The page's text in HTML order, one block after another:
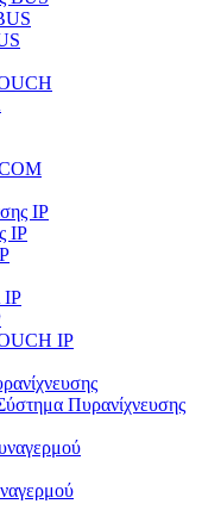
IP
IP
IP
IP
Πυρανίχνευσης